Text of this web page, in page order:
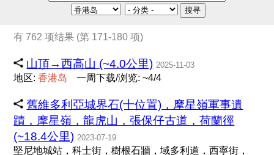
搜寻
有 762 项结果 (第 171-180 项)
山頂→西高山 (~4.0公里) 2025-11-03
地区:香港岛 一周下载/浏览: ~4/4
舊維多利亞城界石(十位置)，摩星嶺軍事遺
蹟，摩星嶺，龍虎山，張保仔古道，荷蘭徑
(~18.4公里) 2023-07-19
堅尼地城站，科士街，樹根石牆，域多利道，西寧街，